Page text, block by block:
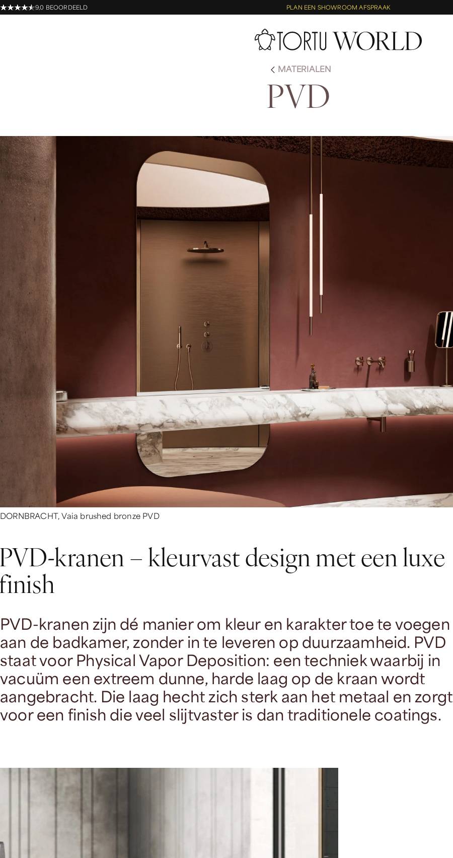
9,0 BEOORDEELD PLAN EEN SHOWROOM AFSPRAAK
MATERIALEN
PVD
DORNBRACHT, Vaia brushed bronze PVD
kranen – kleurvast design met een luxe
PVD-kranen zijn dé manier om kleur en karakter toe te voegen
aan de badkamer, zonder in te leveren op duurzaamheid. PVD
staat voor Physical Vapor Deposition: een techniek waarbij in
vacuüm een extreem dunne, harde laag op de kraan wordt
aangebracht. Die laag hecht zich sterk aan het metaal en zorgt
voor een finish die veel slijtvaster is dan traditionele coatings.